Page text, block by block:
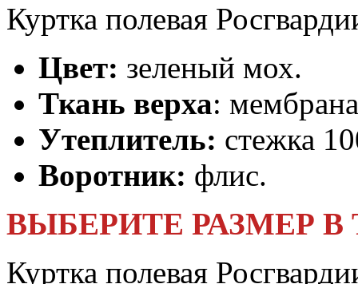
Куртка полевая
Цвет: зеленый мох.
Ткань верха:
Утеплитель: стежка
Воротник: флис.
ВЫБЕРИТЕ РАЗМЕР В
Куртка полевая